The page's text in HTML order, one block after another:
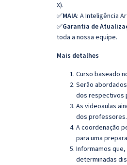
X).
✅MAIA: A Inteligência
✅Garantia de
toda a nossa equipe.
Mais detalhes
Curso baseado
Serão
dos respectivos
As videoaulas
dos
A coordenação
para uma
Informamos
determinadas